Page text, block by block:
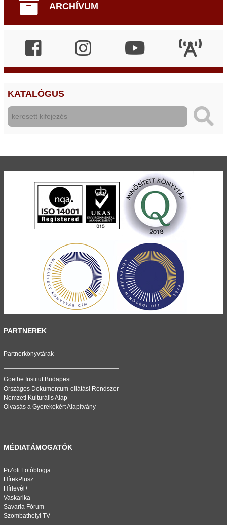
ARCHÍVUM
KATALÓGUS
PARTNEREK
Partnerkönyvtárak
Goethe Institut Budapest
Országos Dokumentum-ellátási Rendszer
Nemzeti Kulturális Alap
Olvasás a Gyerekekért Alapítvány
MÉDIATÁMOGATÓK
PrZoli Fotóblogja
HírekPlusz
Hírlevél+
Vaskarika
Savaria Fórum
Szombathelyi TV